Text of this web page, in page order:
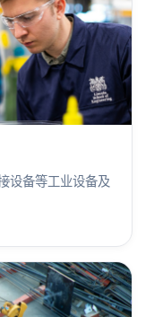
设备等工业设备及